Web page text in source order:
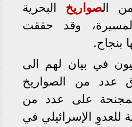
الصواريخ البحرية
وقد حققت
بنجاح.
في بيان لهم الى
عدد من الصواريخ
على عدد من
للعدوِ الإسرائيلي في